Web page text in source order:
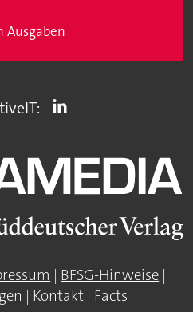
Ausgaben
| BFSG-Hinweise |
| Kontakt | Facts